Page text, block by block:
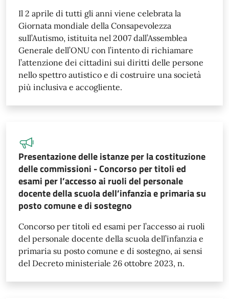
Il 2 aprile di tutti gli anni viene celebrata la
Giornata mondiale della Consapevolezza
sull’Autismo, istituita nel 2007 dall’Assemblea
Generale dell’ONU con l’intento di richiamare
l’attenzione dei cittadini sui diritti delle persone
nello spettro autistico e di costruire una società
più inclusiva e accogliente.
Presentazione delle istanze per la costituzione
delle commissioni - Concorso per titoli ed
esami per l’accesso ai ruoli del personale
docente della scuola dell’infanzia e primaria su
posto comune e di sostegno
Concorso per titoli ed esami per l’accesso ai ruoli
del personale docente della scuola dell’infanzia e
primaria su posto comune e di sostegno, ai sensi
del Decreto ministeriale 26 ottobre 2023, n.